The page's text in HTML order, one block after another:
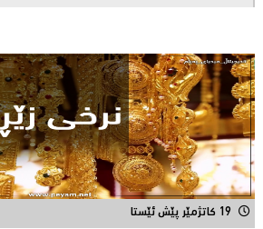
19 کاتژمێر پێش ئێستا